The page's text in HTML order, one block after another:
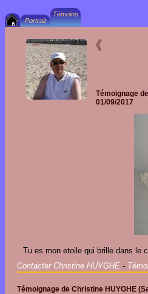
Témoignage de
01/09/2017
Tu es mon etoile qui brille dans le
Contacter Christine HUYGHE -
Témoignage de Christine HUYGHE